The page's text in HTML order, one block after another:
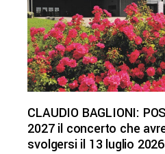
CLAUDIO BAGLIONI:
2027 il concerto che
svolgersi il 13 luglio 2026